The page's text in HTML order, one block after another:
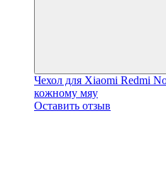
Чехол для Xiaomi Redmi
кожному мяу
Оставить отзыв